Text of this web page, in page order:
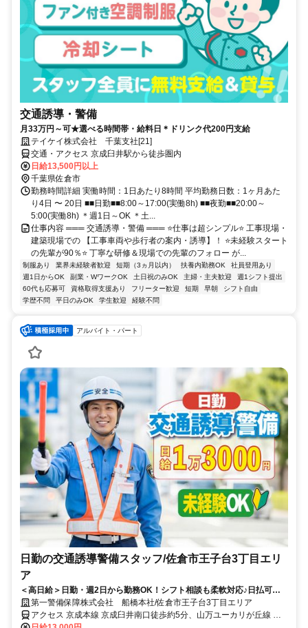
交通誘導・警備
月33万円～可★選べる時間帯・給料日＊ドリンク代200円支給
テイケイ株式会社 千葉支社[21]
交通・アクセス 京成臼井駅から徒歩圏内
日給13,500円以上
千葉県佐倉市
勤務時間詳細 実働時間：1日あたり8時間 平均勤務日数：1ヶ月あた
り4日 〜 20日 ■■日勤■■8:00～17:00(実働8h) ■■夜勤■■20:00～
5:00(実働8h) ＊週1日～OK ＊土...
仕事内容 ═══ 交通誘導・警備 ═══ ⭐仕事は超シンプル⭐ 工事現場・
建築現場での 【工事車両や歩行者の案内・誘導】！ ⭐未経験スタート
の先輩が90％⭐ 丁寧な研修＆現場での先輩のフォロー が...
制服あり 業界未経験者歓迎 短期（3ヵ月以内） 扶養内勤務OK
社員登用あり
週1日からOK
副業・WワークOK 土日祝のみOK 主婦・主夫歓迎
週1シフト提出
60代も応募可
資格取得支援あり フリーター歓迎 短期 早朝
シフト自由
学歴不問
平日のみOK 学生歓迎 経験不問
アルバイト・パート
日勤の交通誘導警備スタッフ/佐倉市王子台3丁目エリ
ア
＜高日給＞日勤・週2日から勤務OK！シフト相談も柔軟対応♪日払可◎
未経験歓迎★
第一警備保障株式会社 船橋本社/佐倉市王子台3丁目エリア
アクセス 京成本線 京成臼井南口徒歩約5分、山万ユーカリが丘線 ユ